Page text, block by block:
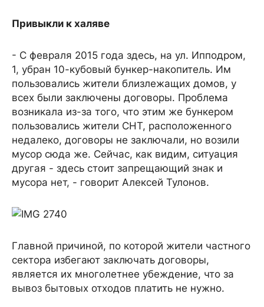
Привыкли к халяве
- С февраля 2015 года здесь, на ул. Ипподром,
1, убран 10-кубовый бункер-накопитель. Им
пользовались жители близлежащих домов, у
всех были заключены договоры. Проблема
возникала из-за того, что этим же бункером
пользовались жители СНТ, расположенного
недалеко, договоры не заключали, но возили
мусор сюда же. Сейчас, как видим, ситуация
другая - здесь стоит запрещающий знак и
мусора нет, - говорит Алексей Тулонов.
Главной причиной, по которой жители частного
сектора избегают заключать договоры,
является их многолетнее убеждение, что за
вывоз бытовых отходов платить не нужно.